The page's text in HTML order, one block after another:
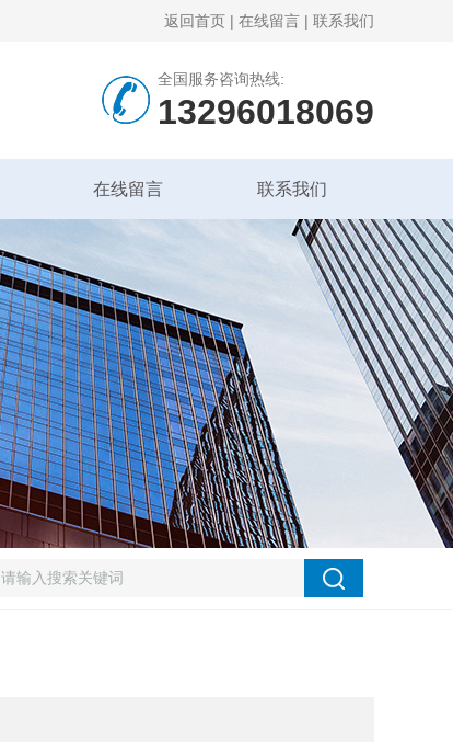
返回首页 | 在线留言 | 联系我们
全国服务咨询热线:
13296018069
在线留言 联系我们